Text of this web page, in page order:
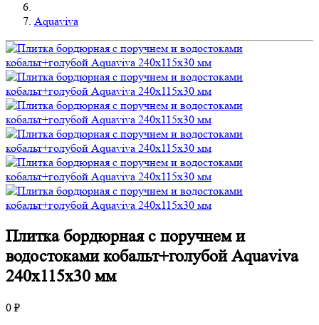
Aquaviva
Плитка бордюрная с поручнем и
водостоками кобальт+голубой Aquaviva
240x115x30 мм
0 ₽